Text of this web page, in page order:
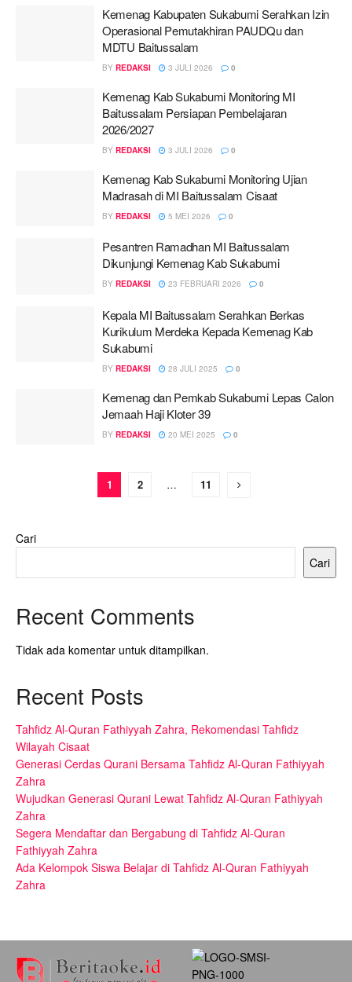
Kemenag Kabupaten Sukabumi Serahkan Izin
Operasional Pemutakhiran PAUDQu dan
MDTU Baitussalam
BY REDAKSI 3 JULI 2026 0
Kemenag Kab Sukabumi Monitoring MI
Baitussalam Persiapan Pembelajaran
2026/2027
BY REDAKSI 3 JULI 2026 0
Kemenag Kab Sukabumi Monitoring Ujian
Madrasah di MI Baitussalam Cisaat
BY REDAKSI 5 MEI 2026 0
Pesantren Ramadhan MI Baitussalam
Dikunjungi Kemenag Kab Sukabumi
BY REDAKSI 23 FEBRUARI 2026 0
Kepala MI Baitussalam Serahkan Berkas
Kurikulum Merdeka Kepada Kemenag Kab
Sukabumi
BY REDAKSI 28 JULI 2025 0
Kemenag dan Pemkab Sukabumi Lepas Calon
Jemaah Haji Kloter 39
BY REDAKSI 20 MEI 2025 0
1 2 … 11
Cari
Cari
Recent Comments
Tidak ada komentar untuk ditampilkan.
Recent Posts
Tahfidz Al-Quran Fathiyyah Zahra, Rekomendasi Tahfidz
Wilayah Cisaat
Generasi Cerdas Qurani Bersama Tahfidz Al-Quran Fathiyyah
Zahra
Wujudkan Generasi Qurani Lewat Tahfidz Al-Quran Fathiyyah
Zahra
Segera Mendaftar dan Bergabung di Tahfidz Al-Quran
Fathiyyah Zahra
Ada Kelompok Siswa Belajar di Tahfidz Al-Quran Fathiyyah
Zahra